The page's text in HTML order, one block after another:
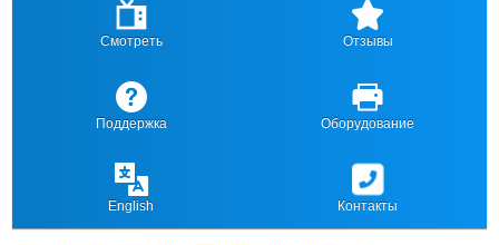
Смотреть Отзывы
Поддержка Оборудование
English Контакты